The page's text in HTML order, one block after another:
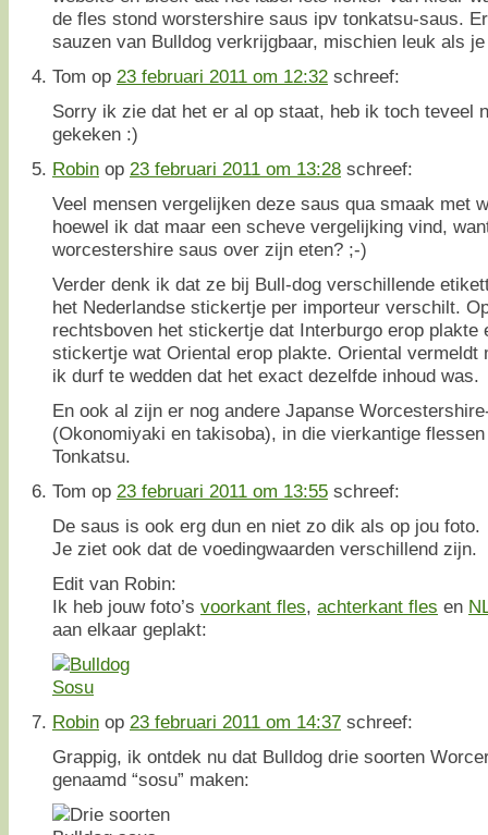
de fles stond worstershire saus ipv tonkatsu-saus.
sauzen van Bulldog verkrijgbaar, mischien leuk als
Tom op 23 februari 2011 om 12:32 schreef:
Sorry ik zie dat het er al op staat, heb ik toch teveel
gekeken :)
Robin op 23 februari 2011 om 13:28 schreef:
Veel mensen vergelijken deze saus qua smaak met
hoewel ik dat maar een scheve vergelijking vind,
worcestershire saus over zijn eten? ;-)
Verder denk ik dat ze bij Bull-dog verschillende
het Nederlandse stickertje per importeur verschilt.
rechtsboven het stickertje dat Interburgo erop plakte
stickertje wat Oriental erop plakte. Oriental vermeldt
ik durf te wedden dat het exact dezelfde inhoud was.
En ook al zijn er nog andere Japanse
(Okonomiyaki en takisoba), in die vierkantige
Tonkatsu.
Tom op 23 februari 2011 om 13:55 schreef:
De saus is ook erg dun en niet zo dik als op jou foto.
Je ziet ook dat de voedingwaarden verschillend zijn.
Edit van Robin:
Ik heb jouw foto’s voorkant fles, achterkant fles en
aan elkaar geplakt:
Robin op 23 februari 2011 om 14:37 schreef:
Grappig, ik ontdek nu dat Bulldog drie soorten
genaamd “sosu” maken: